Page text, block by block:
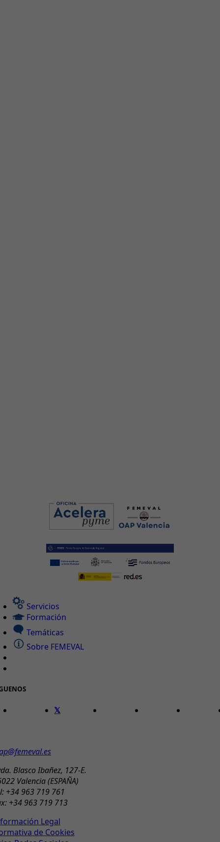
Servicios
Formación
Temáticas
Sobre FEMEVAL
Blasco Ibañez, 127-E.
Valencia (ESPAÑA)
+34 963 719 761
+34 963 719 713
Legal
de Cookies